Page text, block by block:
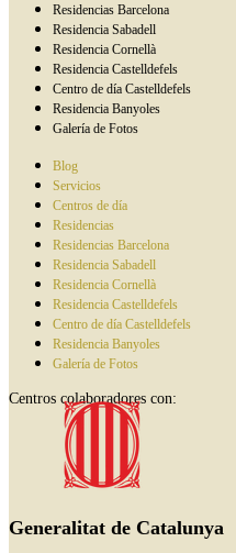
Residencias Barcelona
Residencia Sabadell
Residencia Cornellà
Residencia Castelldefels
Centro de día Castelldefels
Residencia Banyoles
Galería de Fotos
Blog
Servicios
Centros de día
Residencias
Residencias Barcelona
Residencia Sabadell
Residencia Cornellà
Residencia Castelldefels
Centro de día Castelldefels
Residencia Banyoles
Galería de Fotos
Centros colaboradores con:
Generalitat de Catalunya